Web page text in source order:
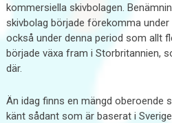
kommersiella skivbolagen.
skivbolag började förekomma
också under denna period som allt
började växa fram i Storbritannien,
där.
Än idag finns en mängd oberoende
känt sådant som är baserat i